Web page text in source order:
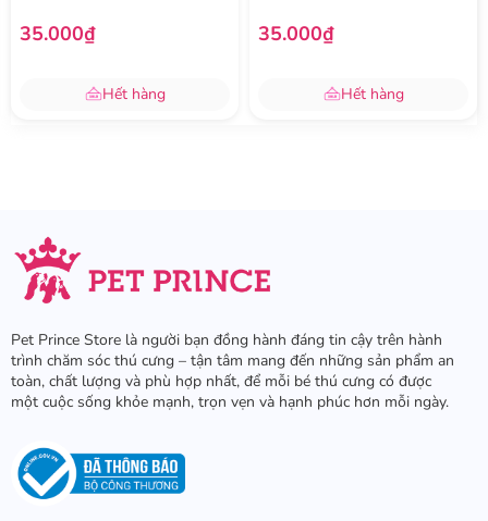
35.000₫
Hết hàng
35.000₫
Hết hàng
Pet Prince Store là người bạn đồng hành đáng tin cậy trên hành
trình chăm sóc thú cưng – tận tâm mang đến những sản phẩm an
toàn, chất lượng và phù hợp nhất, để mỗi bé thú cưng có được
một cuộc sống khỏe mạnh, trọn vẹn và hạnh phúc hơn mỗi ngày.